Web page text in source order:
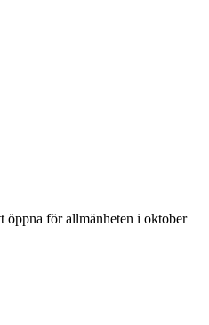
öppna för allmänheten i oktober